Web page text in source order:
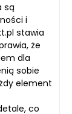
są
i
stawia
że
dla
sobie
element
co